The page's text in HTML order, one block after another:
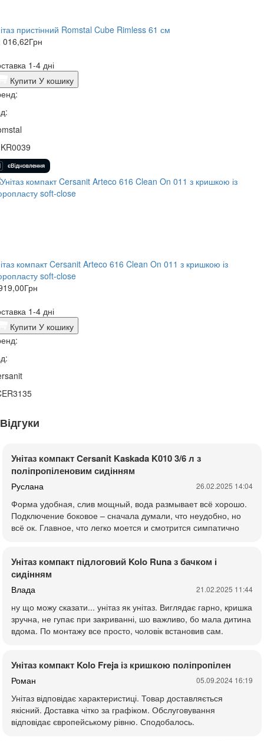
пристінний Romstal Cube Rimless 61 см
016,62Грн
1-4 дні
Купити У кошику
компакт Cersanit Arteco 616 Clean On 011 з кришкою із
soft-close
Грн
1-4 дні
Купити У кошику
Відгуки
Унітаз компакт Cersanit Kaskada K010 3/6 л з
поліпропіленовим сидінням
Руслана 26.02.2025 14:04
Форма удобная, слив мощный, вода размывает всё хорошо.
Подключение боковое – сначала думали, что неудобно, но
всё ок. Главное, что легко моется и смотрится симпатично
Унітаз компакт підлоговий Kolo Runa з бачком і
сидінням
Влада 21.02.2025 11:44
ну що можу сказати... унітаз як унітаз. Виглядає гарно, кришка
зручна, не гупає при закриванні, шо важливо, бо мала дитина
вдома. По монтажу все просто, чоловік встановив сам.
Унітаз компакт Kolo Freja із кришкою поліпропілен
Роман 05.09.2024 16:19
Унітаз відповідає характеристиці. Товар доставляється
якісний. Доставка чітко за графіком. Обслуговування
відповідає європейському рівню. Сподобалось.